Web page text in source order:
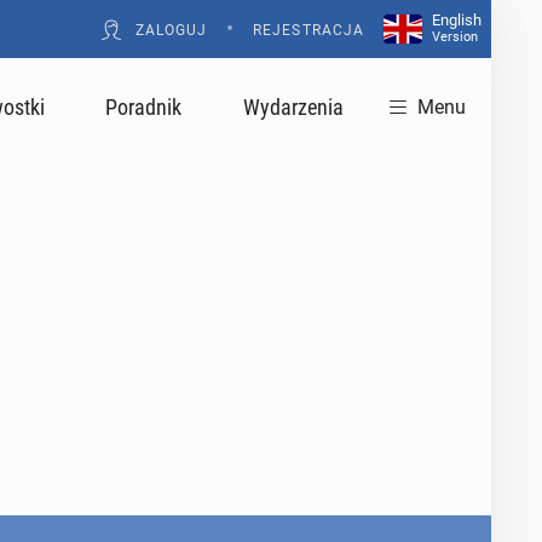
ZALOGUJ • REJESTRACJA
English
Version
Poradnik Wydarzenia Menu